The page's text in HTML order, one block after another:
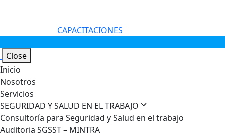
CAPACITACIONES
Close
Inicio
Nosotros
Servicios
SEGURIDAD Y SALUD EN EL TRABAJO
Consultoría para Seguridad y Salud en el trabajo
Auditoria SGSST – MINTRA